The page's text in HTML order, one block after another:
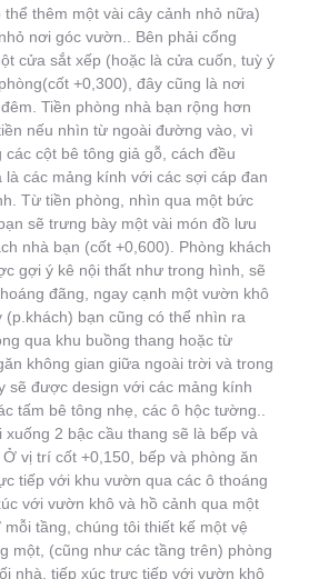
thêm một vài cây cảnh nhỏ nữa)
nơi góc vườn.. Bên phải cổng
cửa sắt xếp (hoặc là cửa cuốn, tuỳ ý
+0,300), đây cũng là nơi
Tiền phòng nhà bạn rộng hơn
nếu nhìn từ ngoài đường vào, vì
các cột bê tông giả gỗ, cách đều
là các mảng kính với các sợi cáp đan
Từ tiền phòng, nhìn qua một bức
sẽ trưng bày một vài món đồ lưu
nhà bạn (cốt +0,600). Phòng khách
gợi ý kê nội thất như trong hình, sẽ
đãng, ngay cạnh một vườn khô
(p.khách) bạn cũng có thể nhìn ra
qua khu buồng thang hoặc từ
không gian giữa ngoài trời và trong
sẽ được design với các mảng kính
tấm bê tông nhẹ, các ô hộc tường..
2 bậc cầu thang sẽ là bếp và
vị trí cốt +0,150, bếp và phòng ăn
tiếp với khu vườn qua các ô thoáng
với vườn khô và hồ cảnh qua một
tầng, chúng tôi thiết kế một vệ
một, (cũng như các tầng trên) phòng
nhà, tiếp xúc trực tiếp với vườn khô